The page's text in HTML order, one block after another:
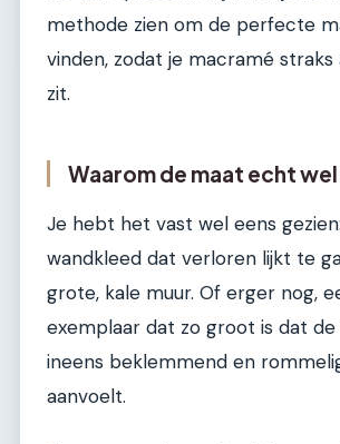
methode zien om de perfecte
vinden, zodat je macramé
zit.
Waarom de maat echt
Je hebt het vast wel eens
wandkleed dat verloren lijkt te
grote, kale muur. Of erger nog,
exemplaar dat zo groot is dat
ineens beklemmend en
aanvoelt.